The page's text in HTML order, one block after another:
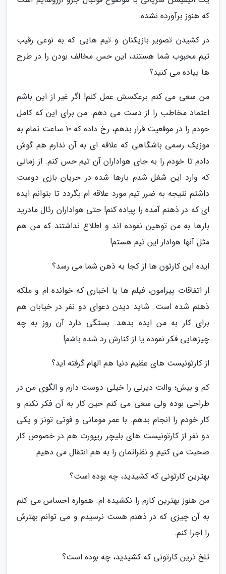
که هنوز برآورده نشده.
در کشیدن تصویر بازیکنان و تیم هایی که به نوعی رقیب
تیم محبوب شما هستند، این حس مخالف بودن را در طرح
ها پیاده می کنید؟
من سعی می کنم برعکسش عمل کنم! اگر غیر از این باشم
اعتماد مخاطب را از دست می دهم. من برای این که کامل
خودم را در موقعیت قرار بدهم، رخ داده که 10 ساعت تمام به
موزیک رسمی باشگاهی که علاقه ای به آن ندارم هم گوش
دادم تا خودم را به جای هواداران آن تیم حس کنم. از زمانی
که وارد این شغل شدم بارها شده در جریان بازی دوست
داشتم نتیجه به ضرر تیم مورد علاقه ام بگردد تا بتوانم ایده
ای که در ذهنم آمده را پیاده کنم! حتی هواداران رئال مادرید
بارها به من توهین نموده اند و اطلاع نداشتند که من هم
مثل آنها هوادار این تیم هستم!
ایده این کارتون ها از کجا به ذهن شما می رسد؟
از اتفاقات پیرامون، فیلم ها یا اخباری که خوانده ام و ملکه
ذهنم شده است. شاید دیدن دعوای دو نفر در خیابان هم
برای کار به من ایده بدهد. بستگی دارد آن روز به چه
چیزهایی فکر نموده یا از کنارش رد شده باشم!
از کارتونیست های عظیم دنیا هم الهام گرفته اید؟
کم و بیش؛ والت دیزنی را خیلی دوست دارم و الگوی من در
طراحی بوده ولی سعی می کنم حین کار به آن فکر نکنم و
کار خودم را انجام بدهم. با عمر مومانی و فوتی تونز و یکی
دو نفر از کارتونیست های بلیچر ریپورت هم در خصوص کار
صحبت می کنیم و نظراتمان را به هم انتقال می دهیم.
بهترین کارتونی که کشیدید، چه بوده است؟
من هنوز بهترین کارم را نکشیده ام. همواره احساس می کنم
به آن چیزی که در ذهنم هست نرسیدم و می توانم بهترش
را اجرا کنم.
تلخ ترین کارتونی که کشیدید، چه بوده است؟